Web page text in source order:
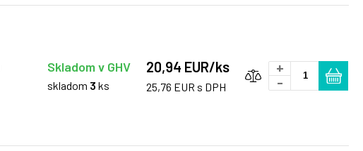
Skladom v GHV
skladom 3 ks
20,94 EUR/ks
25,76 EUR s DPH
+
-